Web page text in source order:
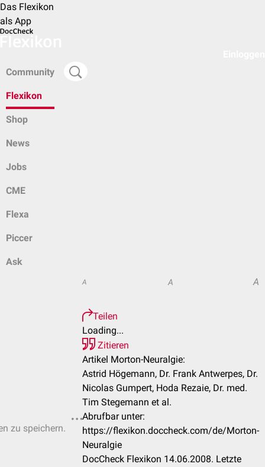
Das Flexikon
als App
Community
Flexikon
Shop
News
Jobs
CME
Flexa
Piccer
Ask
zu speichern.
A A A
Teilen
Loading...
Zitieren
Artikel Morton-Neuralgie:
Astrid Högemann, Dr. Frank Antwerpes, Dr.
Nicolas Gumpert, Hoda Rezaie, Dr. med.
Tim Stegemann et al.
Abrufbar unter:
https://flexikon.doccheck.com/de/Morton-
Neuralgie
DocCheck Flexikon 14.06.2008. Letzte